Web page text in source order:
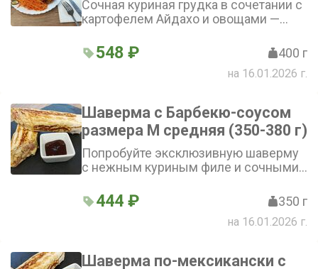
Сочная куриная грудка в сочетании с
картофелем Айдахо и овощами —
помидорами и огурцами, перцем
халапеньо. Плюс лаваш
приготовленный на гриле. Дополнено
морковью по-корейски. Подаётся на
тарелке. Выберите, пожалуйста,
фирменный морс!
548 ₽ 400 г
на 16.01.2026 г.
Шаверма с Барбекю-соусом
размера М средняя (350-380 г)
Попробуйте эксклюзивную шаверму
с нежным куриным филе и сочными
соусом фирменным и соусом
барбекю, - идеальное сочетание
вкусов, которое покорит ваше
444 ₽ 350 г
на 16.01.2026 г.
Шаверма по-мексикански с